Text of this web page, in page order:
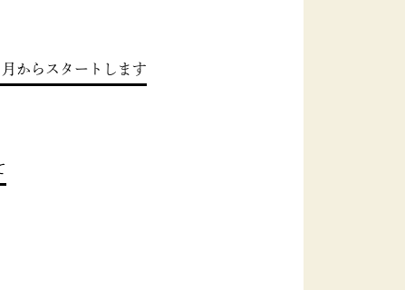
からスタートします